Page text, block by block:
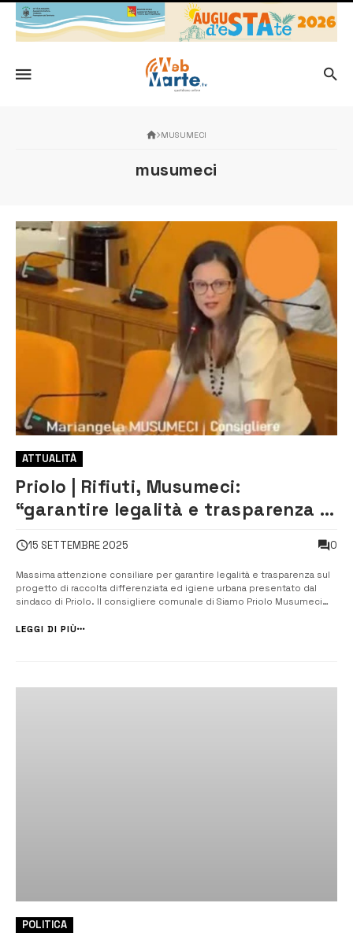
MUSUMECI
musumeci
ATTUALITÀ
Priolo | Rifiuti, Musumeci:
“garantire legalità e trasparenza al
15 SETTEMBRE 2025 0
Massima attenzione consiliare per garantire legalità e trasparenza sul
progetto di raccolta differenziata ed igiene urbana presentato dal
sindaco di Priolo. Il consigliere comunale di Siamo Priolo Musumeci
assenza delle commissioni consiliari, ha partecipato alla riunione inf...
LEGGI DI PIÙ
POLITICA